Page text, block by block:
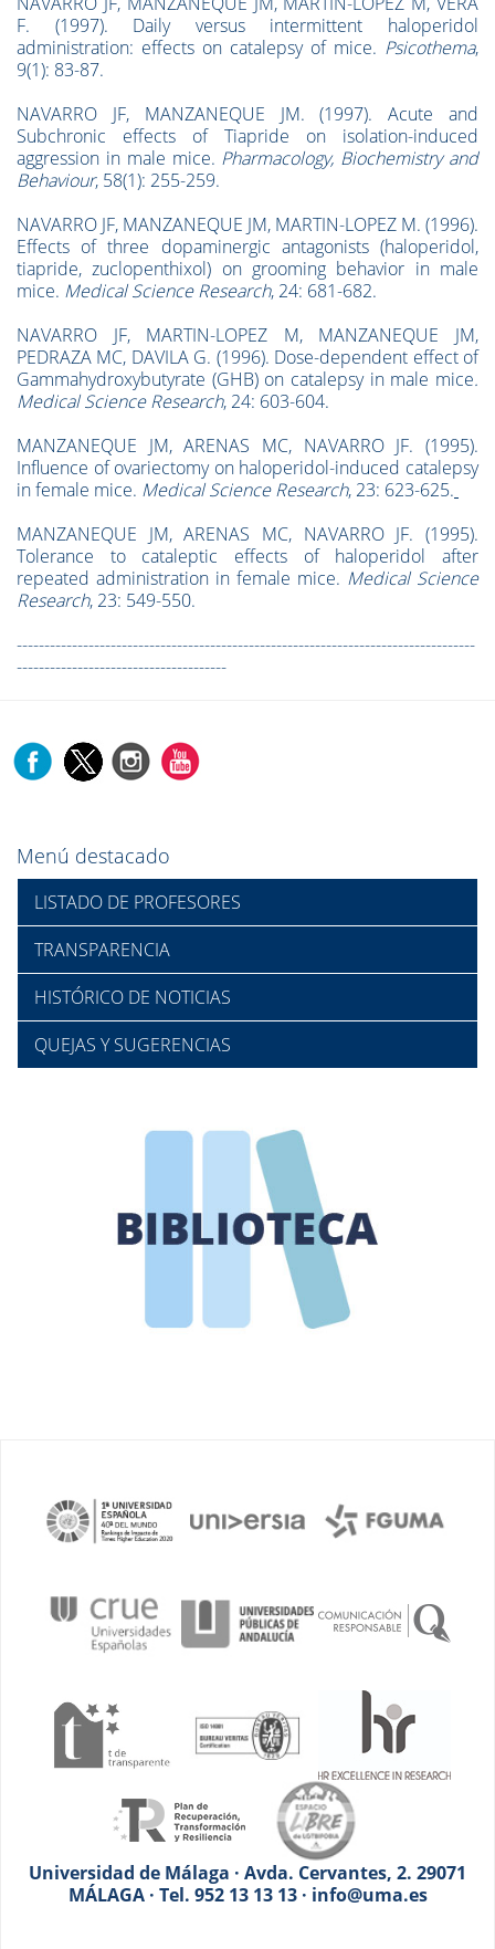
F. (1997). Daily versus intermittent haloperidol
administration: effects on catalepsy of mice. Psicothema,
9(1): 83-87.
NAVARRO JF, MANZANEQUE JM. (1997). Acute and
Subchronic effects of Tiapride on isolation-induced
aggression in male mice. Pharmacology, Biochemistry and
Behaviour, 58(1): 255-259.
NAVARRO JF, MANZANEQUE JM, MARTIN-LOPEZ M. (1996).
Effects of three dopaminergic antagonists (haloperidol,
tiapride, zuclopenthixol) on grooming behavior in male
mice. Medical Science Research, 24: 681-682.
NAVARRO JF, MARTIN-LOPEZ M, MANZANEQUE JM,
PEDRAZA MC, DAVILA G. (1996). Dose-dependent effect of
Gammahydroxybutyrate (GHB) on catalepsy in male mice.
Medical Science Research, 24: 603-604.
MANZANEQUE JM, ARENAS MC, NAVARRO JF. (1995).
Influence of ovariectomy on haloperidol-induced catalepsy
in female mice. Medical Science Research, 23: 623-625.
MANZANEQUE JM, ARENAS MC, NAVARRO JF. (1995).
Tolerance to cataleptic effects of haloperidol after
repeated administration in female mice. Medical Science
Research, 23: 549-550.
-----------------------------------------------------------------------------------
--------------------------------------
Menú destacado
LISTADO DE PROFESORES
TRANSPARENCIA
HISTÓRICO DE NOTICIAS
QUEJAS Y SUGERENCIAS
Universidad de Málaga · Avda. Cervantes, 2. 29071
MÁLAGA · Tel. 952 13 13 13 · info@uma.es